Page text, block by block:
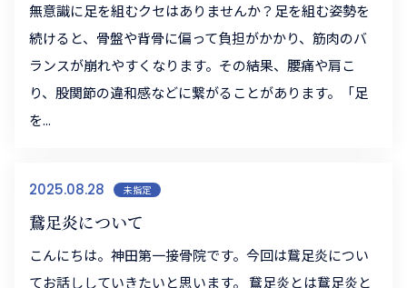
無意識に足を組むクセはありませんか？足を組む姿勢を
続けると、骨盤や背骨に偏って負担がかかり、筋肉のバ
ランスが崩れやすくなります。その結果、腰痛や肩こ
り、股関節の違和感などに繋がることがあります。「足
を...
2025.08.28 未指定
鵞足炎について
こんにちは。神田第一接骨院です。今回は鵞足炎につい
てお話ししていきたいと思います。 鵞足炎とは鵞足炎と